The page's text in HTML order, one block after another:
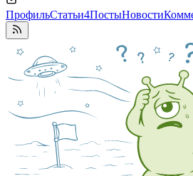
ПрофильСтатьи4ПостыНовости